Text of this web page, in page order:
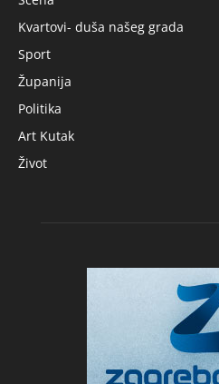
Kvartovi- duša našeg grada
Sport
Županija
Politika
Art Kutak
Život